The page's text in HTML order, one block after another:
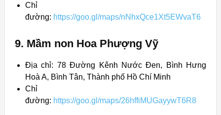
Chỉ
đường: https://goo.gl/maps/nNhxQce1Xt5EWvaT6
9. Mầm non Hoa Phượng Vỹ
Địa chỉ: 78 Đường Kênh Nước Đen, Bình Hưng
Hoà A, Bình Tân, Thành phố Hồ Chí Minh
Chỉ
đường: https://goo.gl/maps/26hffiMUGayywT6R8